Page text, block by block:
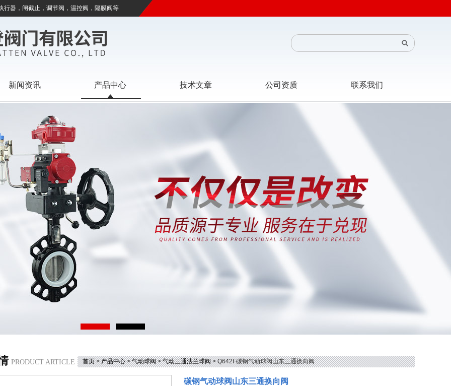
行器，闸截止，调节阀，温控阀，隔膜阀等
新闻资讯 产品中心 技术文章 公司资质 联系我们
PRODUCT ARTICLE 首页>产品中心>气动球阀>气动三通法兰球阀> Q642F碳钢气动球阀山东三通换向阀
碳钢气动球阀山东三通换向阀